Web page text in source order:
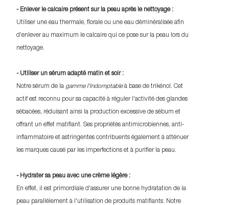
- Enlever le calcaire présent sur la peau après le nettoyage :
Utiliser une eau thermale, florale ou une eau déminéralisée afin
d'enlever au maximum le calcaire qui ce pose sur la peau lors du
nettoyage.
- Utiliser un sérum adapté matin et soir :
Notre sérum de la gamme l'Indomptableà base de trikénol. Cet
actif est reconnu pour sa capacité à réguler l'activité des glandes
sébacées, réduisant ainsi la production excessive de sébum et
offrant un effet matifiant. Ses propriétés antimicrobiennes, anti-
inflammatoire et astringentes contribuents également à atténuer
les marques causé par les imperfections et à purifier la peau.
- Hydrater sa peau avec une crème légère :
En effet, il est primordiale d'assurer une bonne hydratation de la
peau parallélement à l'utilisation de produits matifiants. Notre